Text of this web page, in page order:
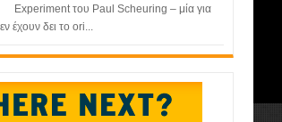
Experiment του Paul Scheuring – μία για
έχουν δει το ori...